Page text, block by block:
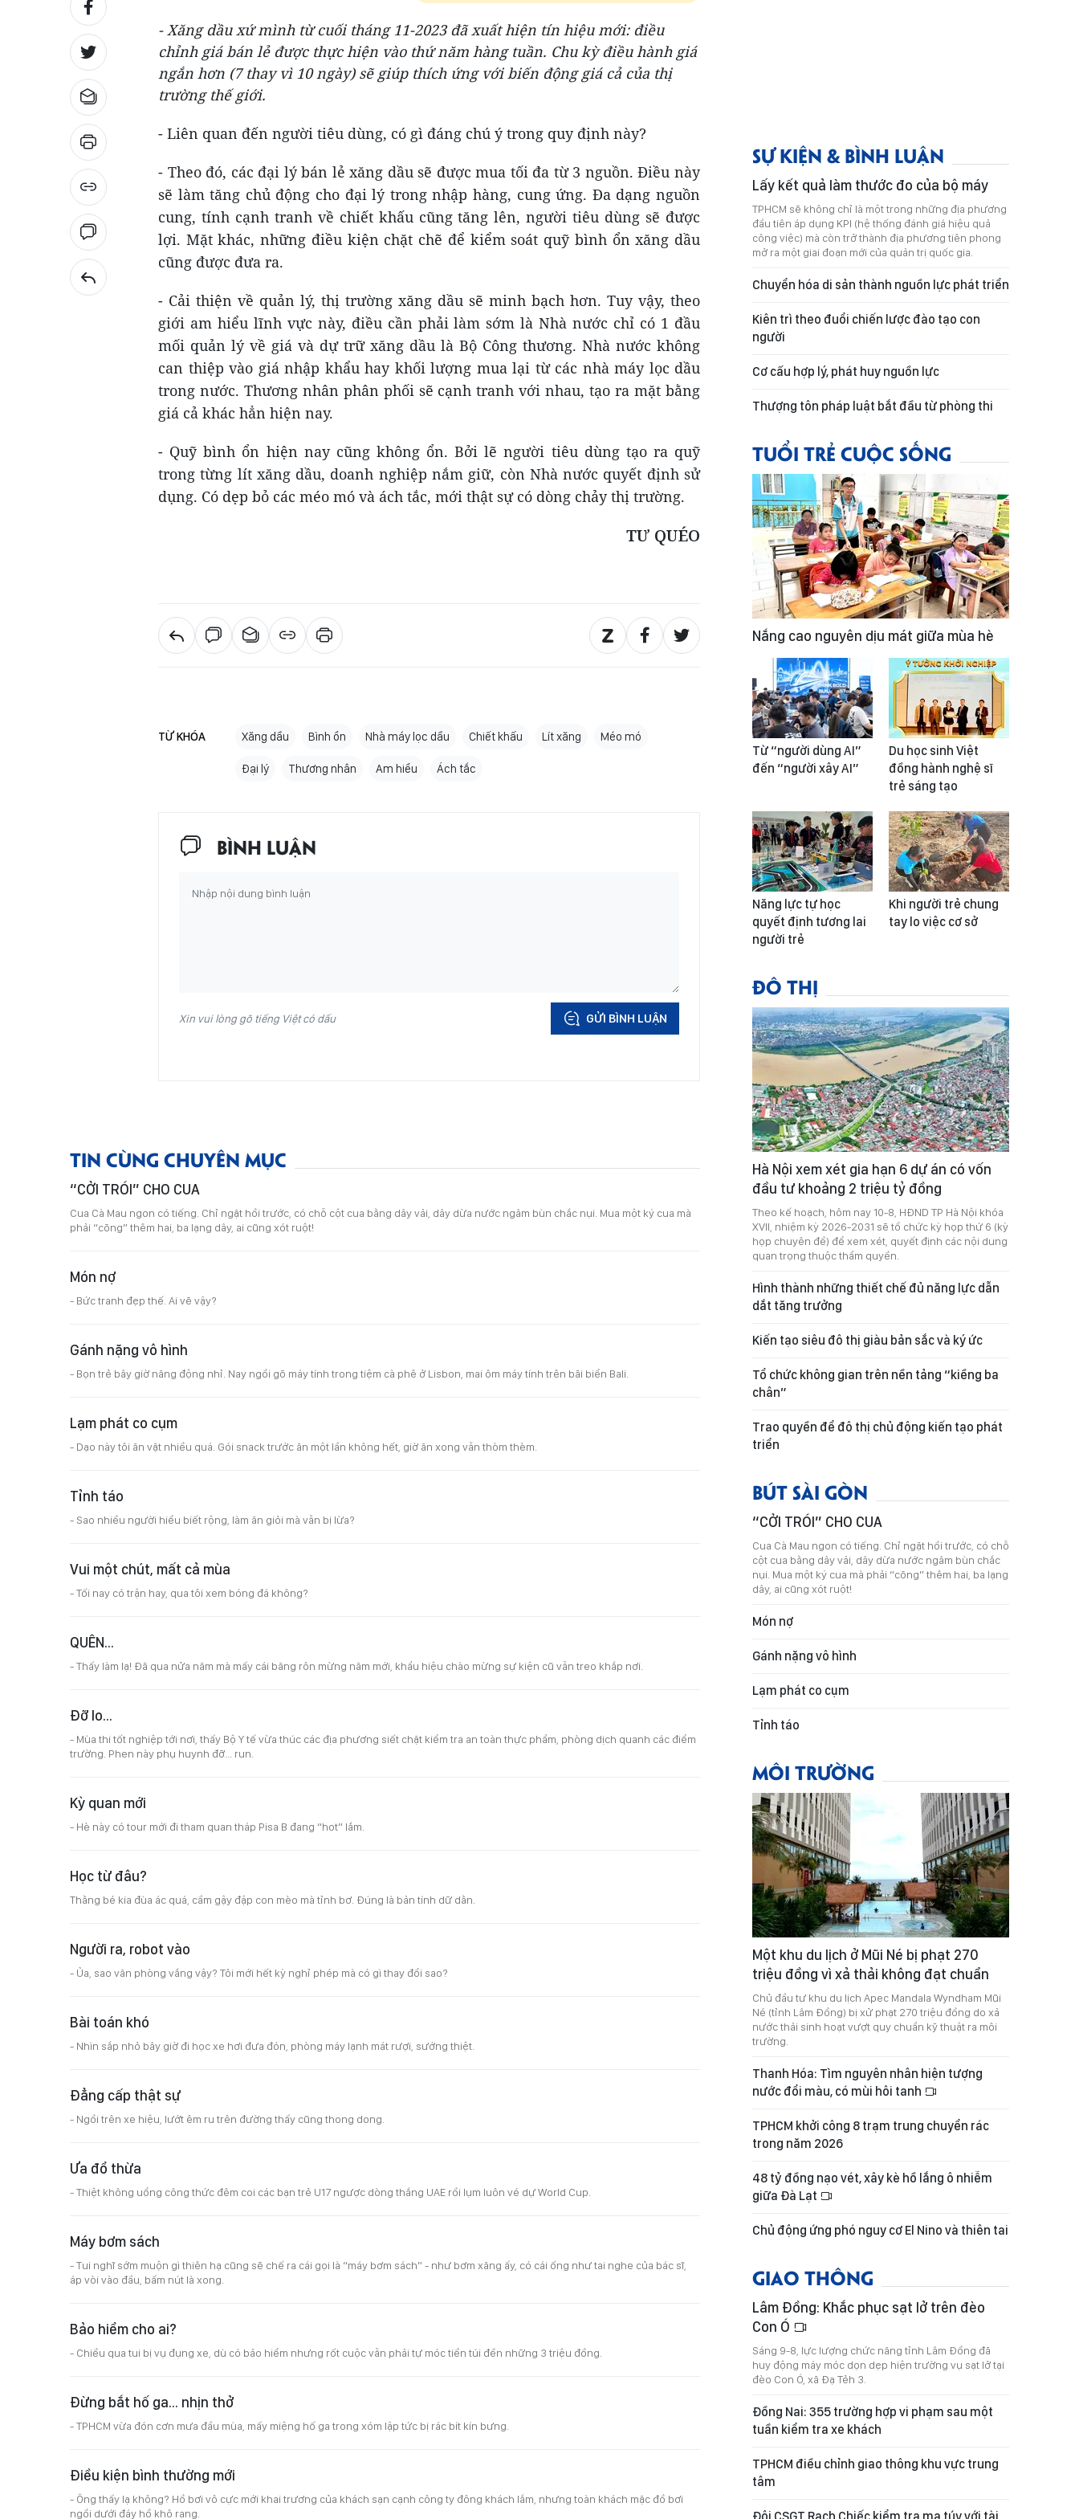
- Xăng dầu xứ mình từ cuối tháng 11-2023 đã xuất hiện tín hiệu mới: điều
chỉnh giá bán lẻ được thực hiện vào thứ năm hàng tuần. Chu kỳ điều hành giá
ngắn hơn (7 thay vì 10 ngày) sẽ giúp thích ứng với biến động giá cả của thị
trường thế giới.
- Liên quan đến người tiêu dùng, có gì đáng chú ý trong quy định này?
- Theo đó, các đại lý bán lẻ xăng dầu sẽ được mua tối đa từ 3 nguồn. Điều này
sẽ làm tăng chủ động cho đại lý trong nhập hàng, cung ứng. Đa dạng nguồn
cung, tính cạnh tranh về chiết khấu cũng tăng lên, người tiêu dùng sẽ được
lợi. Mặt khác, những điều kiện chặt chẽ để kiểm soát quỹ bình ổn xăng dầu
cũng được đưa ra.
- Cải thiện về quản lý, thị trường xăng dầu sẽ minh bạch hơn. Tuy vậy, theo
giới am hiểu lĩnh vực này, điều cần phải làm sớm là Nhà nước chỉ có 1 đầu
mối quản lý về giá và dự trữ xăng dầu là Bộ Công thương. Nhà nước không
can thiệp vào giá nhập khẩu hay khối lượng mua lại từ các nhà máy lọc dầu
trong nước. Thương nhân phân phối sẽ cạnh tranh với nhau, tạo ra mặt bằng
giá cả khác hẳn hiện nay.
- Quỹ bình ổn hiện nay cũng không ổn. Bởi lẽ người tiêu dùng tạo ra quỹ
trong từng lít xăng dầu, doanh nghiệp nắm giữ, còn Nhà nước quyết định sử
dụng. Có dẹp bỏ các méo mó và ách tắc, mới thật sự có dòng chảy thị trường.
TƯ QUÉO
TỪ KHÓA Xăng dầu Bình ổn Nhà máy lọc dầu Chiết khấu Lít xăng Méo mó
Đại lý Thương nhân Am hiểu Ách tắc
BÌNH LUẬN
Xin vui lòng gõ tiếng Việt có dấu GỬI BÌNH LUẬN
TIN CÙNG CHUYÊN MỤC
“CỞI TRÓI” CHO CUA
Cua Cà Mau ngon có tiếng. Chỉ ngặt hồi trước, có chỗ cột cua bằng dây vải, dây dừa nước ngâm bùn chắc nụi. Mua một ký cua mà
phải “cõng” thêm hai, ba lạng dây, ai cũng xót ruột!
Món nợ
- Bức tranh đẹp thế. Ai vẽ vậy?
Gánh nặng vô hình
- Bọn trẻ bây giờ năng động nhỉ. Nay ngồi gõ máy tính trong tiệm cà phê ở Lisbon, mai ôm máy tính trên bãi biển Bali.
Lạm phát co cụm
- Dạo này tôi ăn vặt nhiều quá. Gói snack trước ăn một lần không hết, giờ ăn xong vẫn thòm thèm.
Tỉnh táo
- Sao nhiều người hiểu biết rộng, làm ăn giỏi mà vẫn bị lừa?
Vui một chút, mất cả mùa
- Tối nay có trận hay, qua tôi xem bóng đá không?
QUÊN...
- Thấy làm lạ! Đã qua nửa năm mà mấy cái băng rôn mừng năm mới, khẩu hiệu chào mừng sự kiện cũ vẫn treo khắp nơi.
Đỡ lo...
- Mùa thi tốt nghiệp tới nơi, thấy Bộ Y tế vừa thúc các địa phương siết chặt kiểm tra an toàn thực phẩm, phòng dịch quanh các điểm
trường. Phen này phụ huynh đỡ... run.
Kỳ quan mới
- Hè này có tour mới đi tham quan tháp Pisa B đang “hot” lắm.
Học từ đâu?
Thằng bé kia đùa ác quá, cầm gậy đập con mèo mà tỉnh bơ. Đúng là bản tính dữ dằn.
Người ra, robot vào
- Ủa, sao văn phòng vắng vậy? Tôi mới hết kỳ nghỉ phép mà có gì thay đổi sao?
Bài toán khó
- Nhìn sắp nhỏ bây giờ đi học xe hơi đưa đón, phòng máy lạnh mát rượi, sướng thiệt.
Đẳng cấp thật sự
- Ngồi trên xe hiệu, lướt êm ru trên đường thấy cũng thong dong.
Ưa đổ thừa
- Thiệt không uổng công thức đêm coi các bạn trẻ U17 ngược dòng thắng UAE rồi lụm luôn vé dự World Cup.
Máy bơm sách
- Tui nghĩ sớm muộn gì thiên hạ cũng sẽ chế ra cái gọi là “máy bơm sách” - như bơm xăng ấy, có cái ống như tai nghe của bác sĩ,
áp vòi vào đầu, bấm nút là xong.
Bảo hiểm cho ai?
- Chiều qua tui bị vụ đụng xe, dù có bảo hiểm nhưng rốt cuộc vẫn phải tự móc tiền túi đền những 3 triệu đồng.
Đừng bắt hố ga... nhịn thở
- TPHCM vừa đón cơn mưa đầu mùa, mấy miệng hố ga trong xóm lập tức bị rác bít kín bưng.
Điều kiện bình thường mới
- Ông thấy lạ không? Hồ bơi vô cực mới khai trương của khách sạn cạnh công ty đông khách lắm, nhưng toàn khách mặc đồ bơi
ngồi dưới đáy hồ khô rang.
SỰ KIỆN & BÌNH LUẬN
Lấy kết quả làm thước đo của bộ máy
TPHCM sẽ không chỉ là một trong những địa phương
đầu tiên áp dụng KPI (hệ thống đánh giá hiệu quả
công việc) mà còn trở thành địa phương tiên phong
mở ra một giai đoạn mới của quản trị quốc gia.
Chuyển hóa di sản thành nguồn lực phát triển
Kiên trì theo đuổi chiến lược đào tạo con
người
Cơ cấu hợp lý, phát huy nguồn lực
Thượng tôn pháp luật bắt đầu từ phòng thi
TUỔI TRẺ CUỘC SỐNG
Nắng cao nguyên dịu mát giữa mùa hè
Từ “người dùng AI”
đến “người xây AI”
Du học sinh Việt
đồng hành nghệ sĩ
trẻ sáng tạo
Năng lực tự học
quyết định tương lai
người trẻ
Khi người trẻ chung
tay lo việc cơ sở
ĐÔ THỊ
Hà Nội xem xét gia hạn 6 dự án có vốn
đầu tư khoảng 2 triệu tỷ đồng
Theo kế hoạch, hôm nay 10-8, HĐND TP Hà Nội khóa
XVII, nhiệm kỳ 2026-2031 sẽ tổ chức kỳ họp thứ 6 (kỳ
họp chuyên đề) để xem xét, quyết định các nội dung
quan trọng thuộc thẩm quyền.
Hình thành những thiết chế đủ năng lực dẫn
dắt tăng trưởng
Kiến tạo siêu đô thị giàu bản sắc và ký ức
Tổ chức không gian trên nền tảng “kiềng ba
chân”
Trao quyền để đô thị chủ động kiến tạo phát
triển
BÚT SÀI GÒN
“CỞI TRÓI” CHO CUA
Cua Cà Mau ngon có tiếng. Chỉ ngặt hồi trước, có chỗ
cột cua bằng dây vải, dây dừa nước ngâm bùn chắc
nụi. Mua một ký cua mà phải “cõng” thêm hai, ba lạng
dây, ai cũng xót ruột!
Món nợ
Gánh nặng vô hình
Lạm phát co cụm
Tỉnh táo
MÔI TRƯỜNG
Một khu du lịch ở Mũi Né bị phạt 270
triệu đồng vì xả thải không đạt chuẩn
Chủ đầu tư khu du lịch Apec Mandala Wyndham Mũi
Né (tỉnh Lâm Đồng) bị xử phạt 270 triệu đồng do xả
nước thải sinh hoạt vượt quy chuẩn kỹ thuật ra môi
trường.
Thanh Hóa: Tìm nguyên nhân hiện tượng
nước đổi màu, có mùi hôi tanh
TPHCM khởi công 8 trạm trung chuyển rác
trong năm 2026
48 tỷ đồng nạo vét, xây kè hồ lắng ô nhiễm
giữa Đà Lạt
Chủ động ứng phó nguy cơ El Nino và thiên tai
GIAO THÔNG
Lâm Đồng: Khắc phục sạt lở trên đèo
Con Ó
Sáng 9-8, lực lượng chức năng tỉnh Lâm Đồng đã
huy động máy móc dọn dẹp hiện trường vụ sạt lở tại
đèo Con Ó, xã Đạ Tẻh 3.
Đồng Nai: 355 trường hợp vi phạm sau một
tuần kiểm tra xe khách
TPHCM điều chỉnh giao thông khu vực trung
tâm